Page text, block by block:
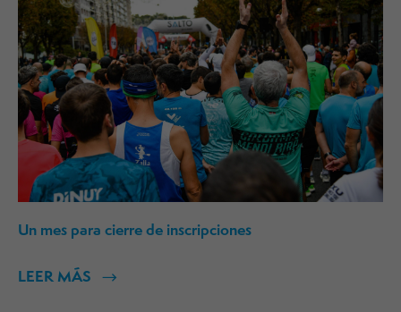
Un mes para cierre de inscripciones
LEER MÁS